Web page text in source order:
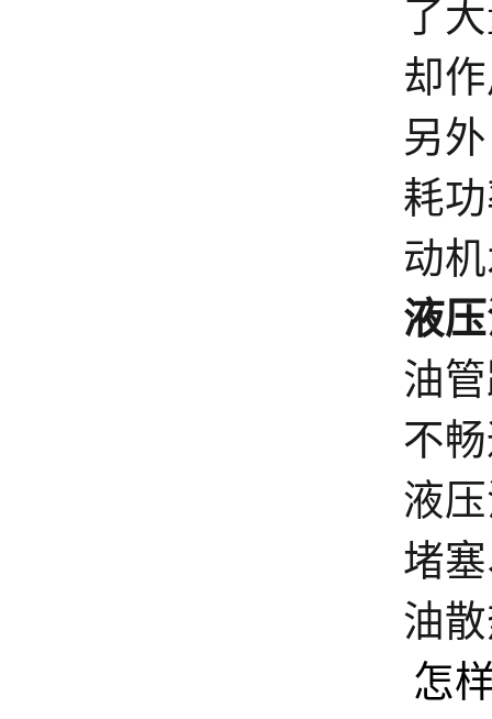
了
却
另
耗
动
液
油
不
液
堵
油
怎